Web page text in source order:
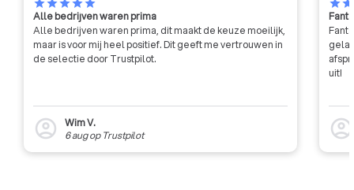
bezitten. Daarnaast moeten de
leden voortdurend hun kennis en
vaardigheden bijwerken via
verplichte bijscholing. Dus, als je
je er zeker van zijn dat je te
maken hebt met een
gekwalificeerde en bekwame
starstarstarstarstar
Alle bedrijven waren prima
Alle bedrijven waren prima, dit maakt de keuze moeilijk,
maar is voor mij heel positief. Dit geeft me vertrouwen in
de selectie door Trustpilot.
account_circle
Wim V.
6 augop Trustpilot
starstar
uit!
account_circle